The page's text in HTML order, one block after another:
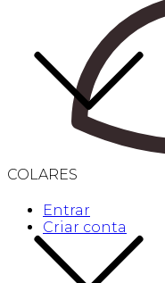
COLARES
Entrar
Criar conta